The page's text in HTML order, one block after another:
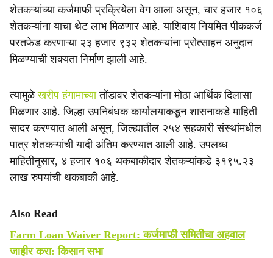
r
e
शेतकऱ्यांच्या कर्जमाफी प्रक्रियेला वेग आला असून, चार हजार १०६
शेतकऱ्यांना याचा थेट लाभ मिळणार आहे. याशिवाय नियमित पीककर्ज
परतफेड करणाऱ्या २३ हजार ९३२ शेतकऱ्यांना प्रोत्साहन अनुदान
मिळण्याची शक्यता निर्माण झाली आहे.
त्यामुळे खरीप हंगामाच्यातोंडावर शेतकऱ्यांना मोठा आर्थिक दिलासा
मिळणार आहे. जिल्हा उपनिबंधक कार्यालयाकडून शासनाकडे माहिती
सादर करण्यात आली असून, जिल्ह्यातील २५४ सहकारी संस्थांमधील
पात्र शेतकऱ्यांची यादी अंतिम करण्यात आली आहे. उपलब्ध
माहितीनुसार, ४ हजार १०६ थकबाकीदार शेतकऱ्यांकडे ३१९५.२३
लाख रुपयांची थकबाकी आहे.
Also Read
Farm Loan Waiver Report: कर्जमाफी समितीचा अहवाल
जाहीर करा: किसान सभा